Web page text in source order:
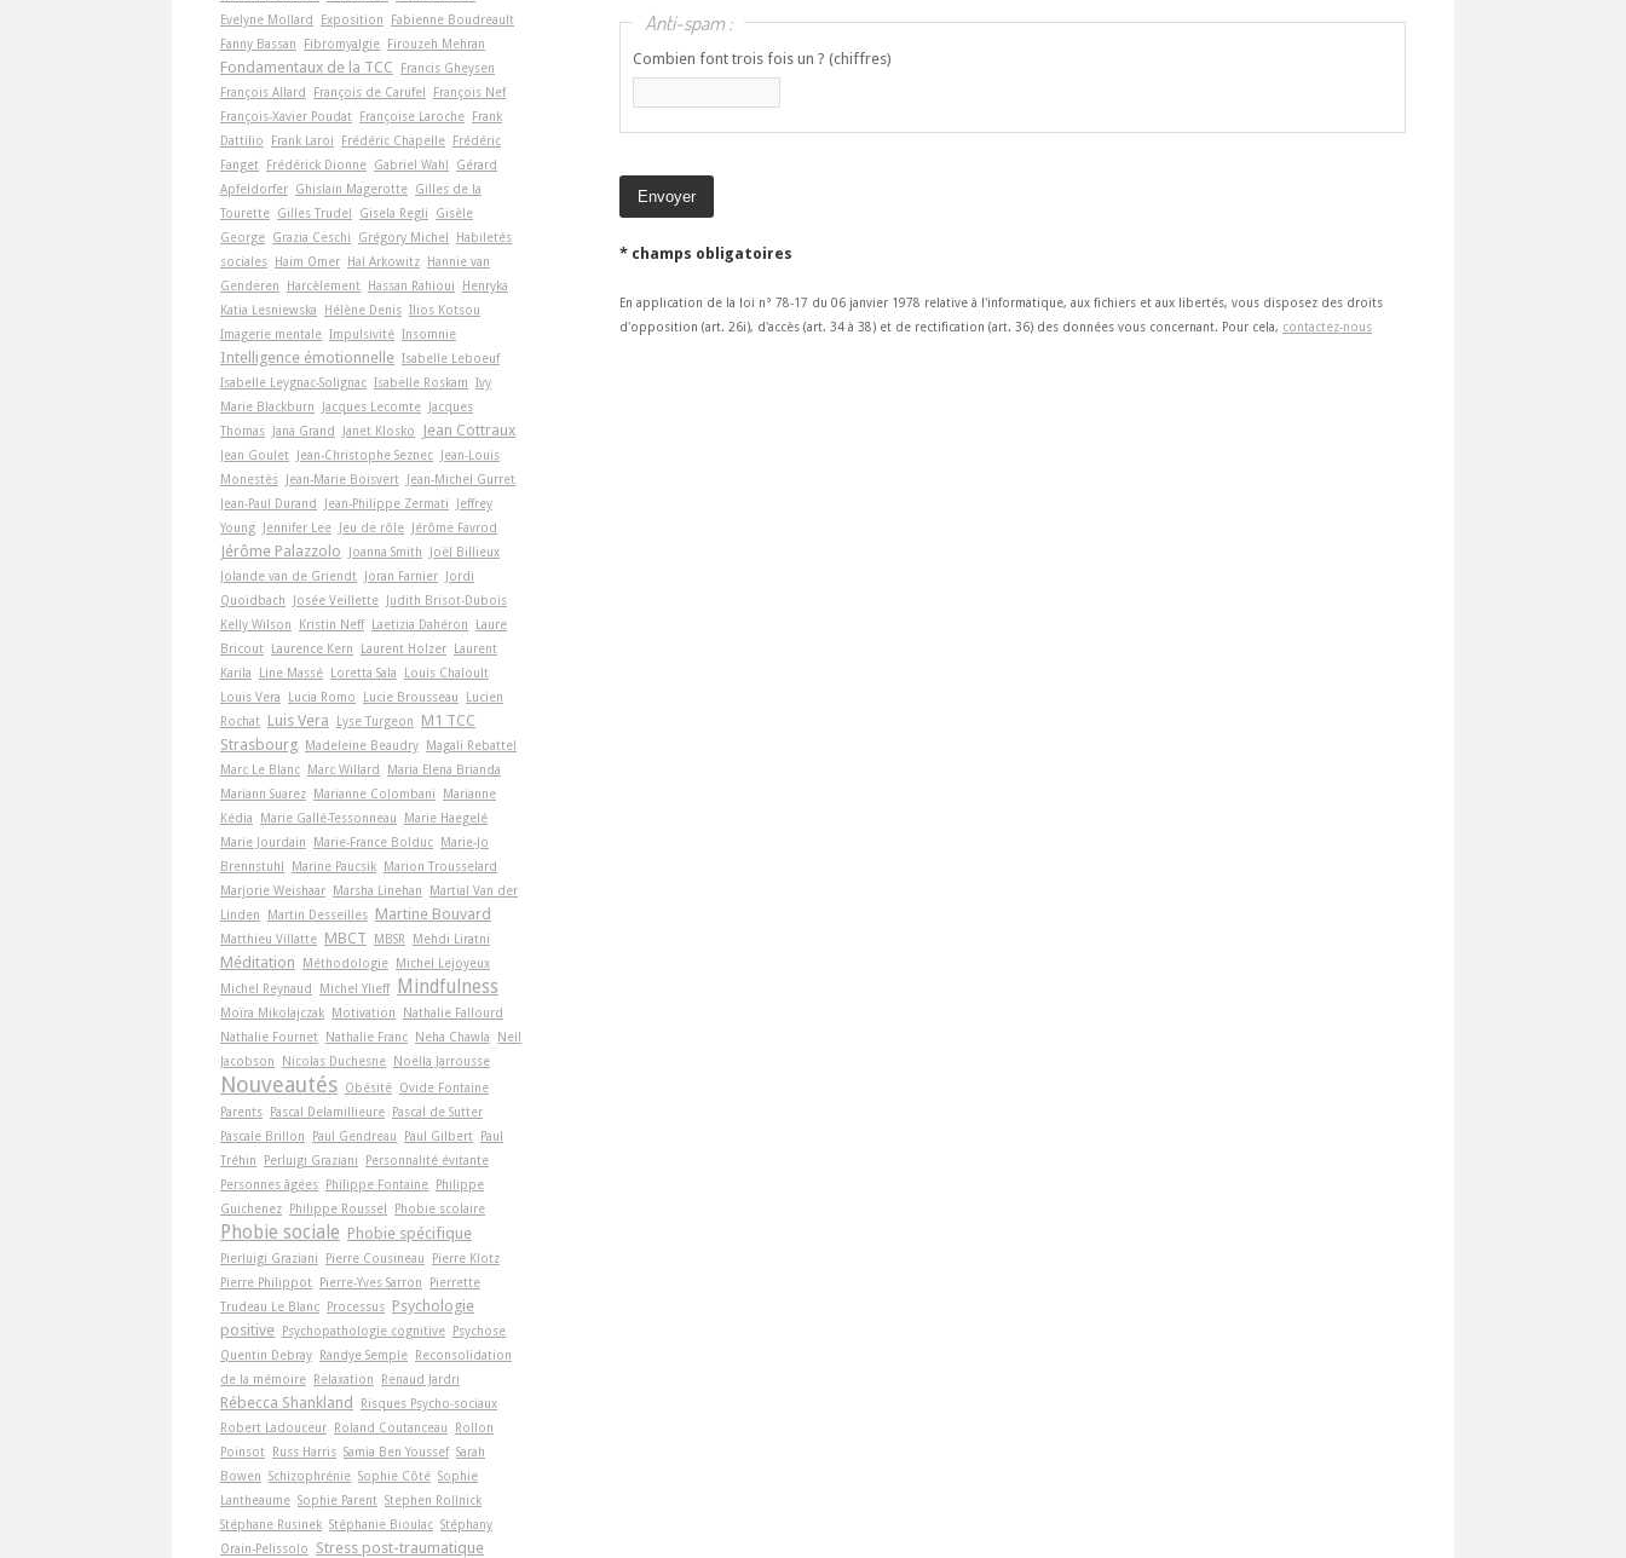
Anti-spam :
Combien font trois fois un ? (chiffres)
* champs obligatoires
En application de la loi n° 78-17 du 06 janvier 1978 relative à l'informatique, aux fichiers et aux libertés, vous disposez des droits
d'opposition (art. 26i), d'accès (art. 34 à 38) et de rectification (art. 36) des données vous concernant. Pour cela, contactez-nous
Evelyne Mollard
Exposition
Fabienne Boudreault
Fanny Bassan
Fibromyalgie Firouzeh Mehran
Fondamentaux de la TCC
Francis Gheysen
François Allard
François de Carufel
François Nef
François-Xavier Poudat Françoise Laroche Frank
Dattilio
Frank Laroi Frédéric Chapelle Frédéric
Fanget Frédérick Dionne Gabriel Wahl
Gérard
Apfeldorfer Ghislain Magerotte Gilles de la
Tourette Gilles Trudel Gisela Regli
Gisèle
George Grazia Ceschi Grégory Michel
Habiletés
sociales Haim Omer Hal Arkowitz Hannie van
Genderen
Harcèlement Hassan Rahioui
Henryka
Katia Lesniewska
Hélène Denis Ilios Kotsou
Imagerie mentale Impulsivité Insomnie
Intelligence émotionnelle Isabelle Leboeuf
Isabelle Leygnac-Solignac Isabelle Roskam Ivy
Marie Blackburn
Jacques Lecomte Jacques
Thomas Jana Grand Janet Klosko Jean Cottraux
Jean Goulet Jean-Christophe Seznec Jean-Louis
Monestès Jean-Marie Boisvert Jean-Michel Gurret
Jean-Paul Durand
Jean-Philippe Zermati
Jeffrey
Young Jennifer Lee Jeu de rôle Jérôme Favrod
Jérôme Palazzolo Joanna Smith
Joël Billieux
Jolande van de Griendt Joran Farnier Jordi
Quoidbach
Josée Veillette Judith Brisot-Dubois
Kelly Wilson
Kristin Neff Laetizia Dahéron
Laure
Bricout Laurence Kern Laurent Holzer Laurent
Karila
Line Massé Loretta Sala
Louis Chaloult
Louis Vera
Lucia Romo Lucie Brousseau
Lucien
Rochat Luis Vera Lyse Turgeon
M1 TCC
Strasbourg Madeleine Beaudry Magali Rebattel
Marc Le Blanc Marc Willard
Maria Elena Brianda
Mariann Suarez Marianne Colombani
Marianne
Kédia
Marie Gallé-Tessonneau
Marie Haegelé
Marie Jourdain
Marie-France Bolduc Marie-Jo
Brennstuhl
Marine Paucsik Marion Trousselard
Marjorie Weishaar Marsha Linehan
Martial Van der
Linden
Martin Desseilles Martine Bouvard
Matthieu Villatte MBCT MBSR Mehdi Liratni
Méditation Méthodologie Michel Lejoyeux
Michel Reynaud
Michel Ylieff Mindfulness
Moïra Mikolajczak Motivation
Nathalie Fallourd
Nathalie Fournet Nathalie Franc Neha Chawla
Neil
Jacobson
Nicolas Duchesne Noëlla Jarrousse
Nouveautés Obésité Ovide Fontaine
Parents Pascal Delamillieure Pascal de Sutter
Pascale Brillon
Paul Gendreau Paul Gilbert Paul
Tréhin
Perluigi Graziani
Personnalité évitante
Personnes âgées Philippe Fontaine Philippe
Guichenez Philippe Roussel Phobie scolaire
Phobie sociale Phobie spécifique
Pierluigi Graziani Pierre Cousineau
Pierre Klotz
Pierre Philippot Pierre-Yves Sarron
Pierrette
Trudeau Le Blanc Processus Psychologie
positive Psychopathologie cognitive Psychose
Quentin Debray Randye Semple Reconsolidation
de la mémoire Relaxation Renaud Jardri
Rébecca Shankland
Risques Psycho-sociaux
Robert Ladouceur Roland Coutanceau
Rollon
Poinsot Russ Harris Samia Ben Youssef Sarah
Bowen Schizophrénie Sophie Côté Sophie
Lantheaume Sophie Parent Stephen Rollnick
Stéphane Rusinek Stéphanie Bioulac Stéphany
Orain-Pelissolo
Stress post-traumatique